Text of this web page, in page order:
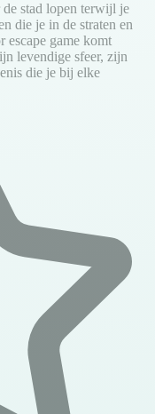
de stad lopen terwijl je
die je in de straten en
escape game komt
levendige sfeer, zijn
die je bij elke